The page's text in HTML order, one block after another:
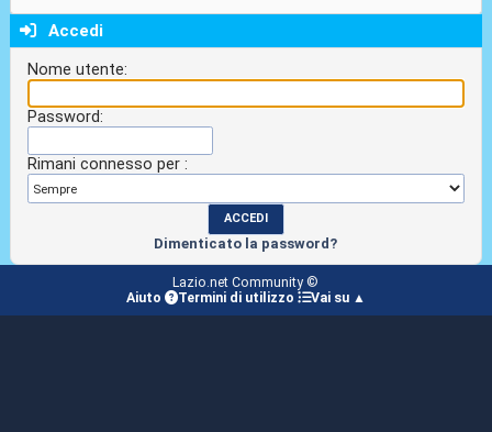
Accedi
Nome utente:
Password:
Rimani connesso per :
Dimenticato la password?
Lazio.net Community ©
Aiuto
Termini di utilizzo Vai su ▲